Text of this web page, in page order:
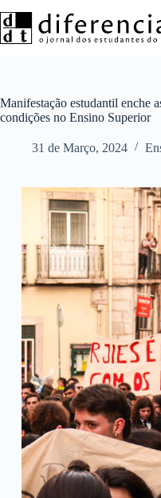
para
o
Manifestação estudantil enche
condições no Ensino Superior
31 de Março, 2024